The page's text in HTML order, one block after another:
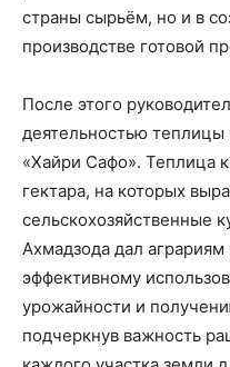
страны сырьём, но и в
производстве готовой
После этого
деятельностью
«Хайри Сафо». Теплица
гектара, на которых
сельскохозяйственные
Ахмадзода дал
эффективному
урожайности и
подчеркнув важность